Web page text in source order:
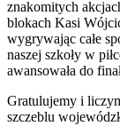
znakomitych
blokach Kasi
wygrywając całe
naszej szkoły w
awansowała do
Gratulujemy i
szczeblu